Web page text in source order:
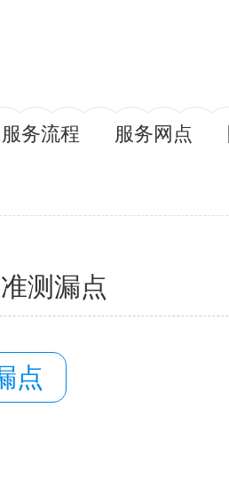
服务流程 服务网点
测漏点
点